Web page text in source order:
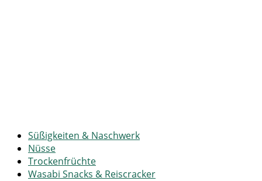
Süßigkeiten & Naschwerk
Nüsse
Trockenfrüchte
Wasabi Snacks & Reiscracker